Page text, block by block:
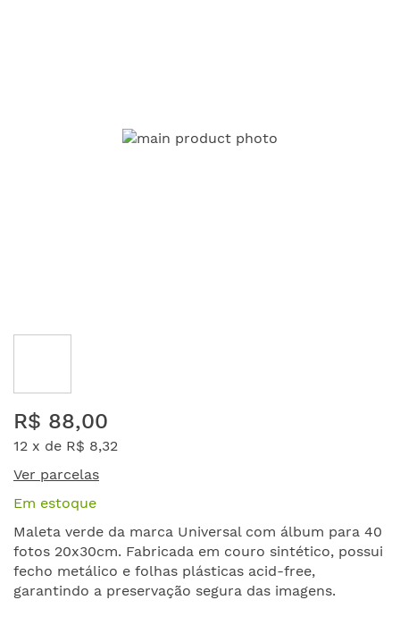
para
o
da
Galeria
imagens
R$ 88,00
12 x de R$ 8,32
Ver parcelas
Em estoque
Maleta verde da marca Universal com álbum para 40
fotos 20x30cm. Fabricada em couro sintético, possui
fecho metálico e folhas plásticas acid-free,
garantindo a preservação segura das imagens.